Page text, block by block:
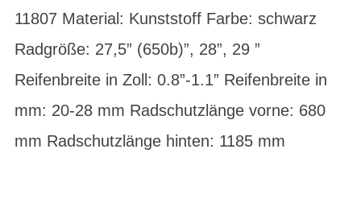
11807 Material: Kunststoff Farbe: schwarz
Radgröße: 27,5” (650b)”, 28”, 29 ”
Reifenbreite in Zoll: 0.8”-1.1” Reifenbreite in
mm: 20-28 mm Radschutzlänge vorne: 680
mm Radschutzlänge hinten: 1185 mm